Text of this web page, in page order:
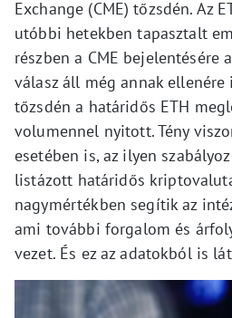
Exchange (CME) tőzsdén. Az
utóbbi hetekben tapasztalt
részben a CME bejelentésére
válasz áll még annak ellenére
tőzsdén a határidős ETH
volumennel nyitott. Tény
esetében is, az ilyen
listázott határidős
nagymértékben segítik az
ami további forgalom és
vezet. És ez az adatokból is